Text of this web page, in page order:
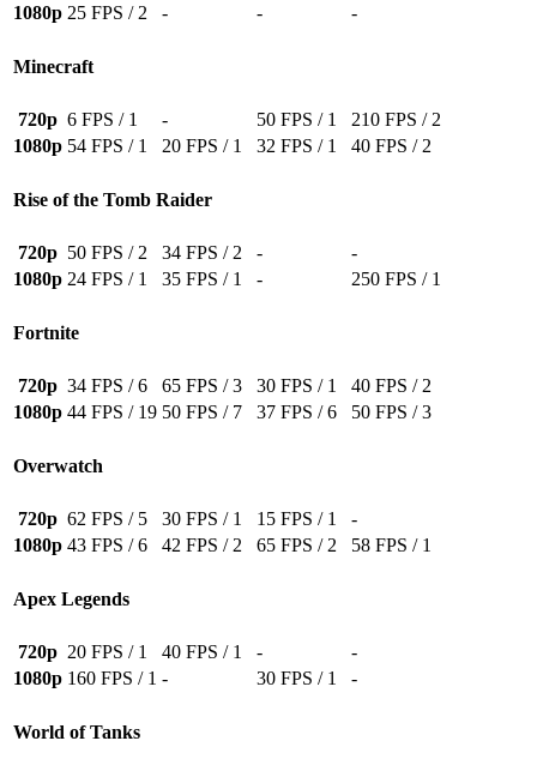
1080p 25 FPS / 2 - - -
Minecraft
720p 6 FPS / 1 - 50 FPS / 1
210 FPS / 2
1080p 54 FPS / 1 20 FPS / 1 32 FPS / 1 40 FPS / 2
Rise of the Tomb Raider
720p 50 FPS / 2 34 FPS / 2 -
-
1080p 24 FPS / 1 35 FPS / 1 - 250 FPS / 1
Fortnite
720p 34 FPS / 6 65 FPS / 3 30 FPS / 1
40 FPS / 2
1080p 44 FPS / 19 50 FPS / 7 37 FPS / 6 50 FPS / 3
Overwatch
720p 62 FPS / 5 30 FPS / 1 15 FPS / 1
-
1080p 43 FPS / 6 42 FPS / 2 65 FPS / 2 58 FPS / 1
Apex Legends
720p 20 FPS / 1 40 FPS / 1 -
-
1080p 160 FPS / 1 - 30 FPS / 1 -
World of Tanks